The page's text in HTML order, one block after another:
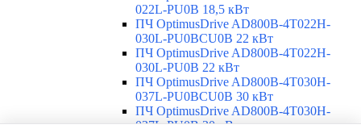
022L-PU0B 18,5 кВт
ПЧ OptimusDrive AD800B-4T022H-
030L-PU0BCU0B 22 кВт
ПЧ OptimusDrive AD800B-4T022H-
030L-PU0B 22 кВт
ПЧ OptimusDrive AD800B-4T030H-
037L-PU0BCU0B 30 кВт
ПЧ OptimusDrive AD800B-4T030H-
037L-PU0B 30 кВт